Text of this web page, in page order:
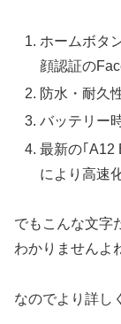
ホームボタ
顔認証の
防水・耐久
バッテリー
最新の｢A12
により高速
でもこんな文字
わかりませんよ
なのでより詳し